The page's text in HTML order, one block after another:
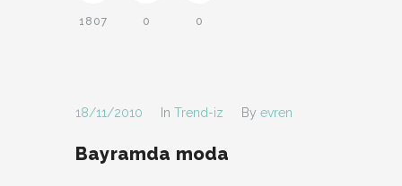
1807 0 0
18/11/2010 In Trend-iz By evren
Bayramda moda